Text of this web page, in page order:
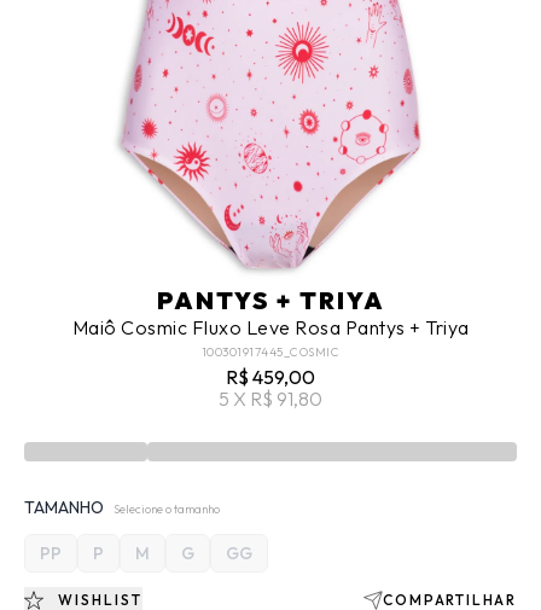
PANTYS + TRIYA
Maiô Cosmic Fluxo Leve Rosa Pantys + Triya
100301917445_COSMIC
R$ 459,00
5 X R$ 91,80
TAMANHO Selecione o tamanho
PP P M G GG
WISHLIST COMPARTILHAR